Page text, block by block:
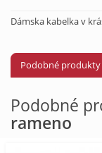
Dámska kabelka v
Podobné produkty
Podobné
rameno